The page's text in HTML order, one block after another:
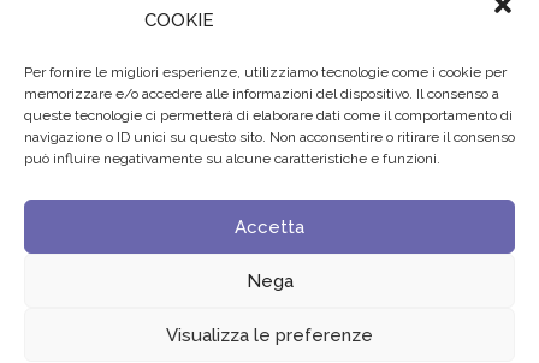
COOKIE
Per fornire le migliori esperienze, utilizziamo tecnologie come i cookie per
memorizzare e/o accedere alle informazioni del dispositivo. Il consenso a
queste tecnologie ci permetterà di elaborare dati come il comportamento di
navigazione o ID unici su questo sito. Non acconsentire o ritirare il consenso
può influire negativamente su alcune caratteristiche e funzioni.
Accetta
Nega
Visualizza le preferenze
secsolutionforum 2026: è Bologna la nuova capitale
Padre Benanti: «Intelligenza artificiale? Contro i nuovi
algoritmi del potere serve una governance condivisa»
Edvance – Digital Education Hub Higher Education